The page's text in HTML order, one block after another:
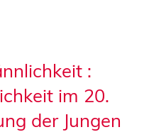
:
im 20.
der Jungen